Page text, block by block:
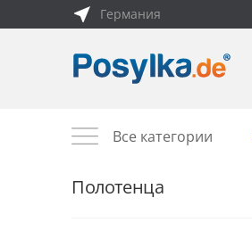
Германия
Все категории
Полотенца